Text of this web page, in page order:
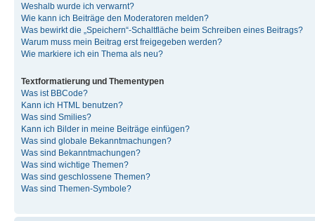
Weshalb wurde ich verwarnt?
Wie kann ich Beiträge den Moderatoren melden?
Was bewirkt die „Speichern“-Schaltfläche beim Schreiben eines Beitrags?
Warum muss mein Beitrag erst freigegeben werden?
Wie markiere ich ein Thema als neu?
Textformatierung und Thementypen
Was ist BBCode?
Kann ich HTML benutzen?
Was sind Smilies?
Kann ich Bilder in meine Beiträge einfügen?
Was sind globale Bekanntmachungen?
Was sind Bekanntmachungen?
Was sind wichtige Themen?
Was sind geschlossene Themen?
Was sind Themen-Symbole?